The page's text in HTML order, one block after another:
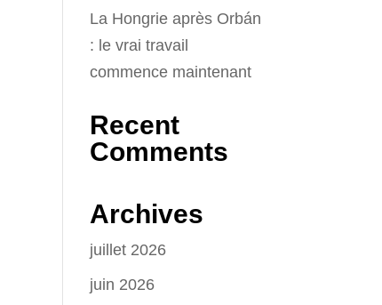
La Hongrie après Orbán
: le vrai travail
commence maintenant
Recent
Comments
Archives
juillet 2026
juin 2026